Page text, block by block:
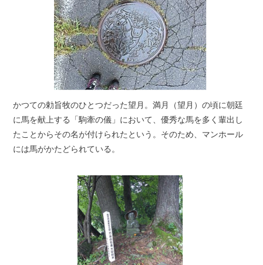
かつての勅旨牧のひとつだった望月。満月（望月）の頃に朝廷
に馬を献上する「駒牽の儀」において、優秀な馬を多く輩出し
たことからその名が付けられたという。そのため、マンホール
には馬がかたどられている。